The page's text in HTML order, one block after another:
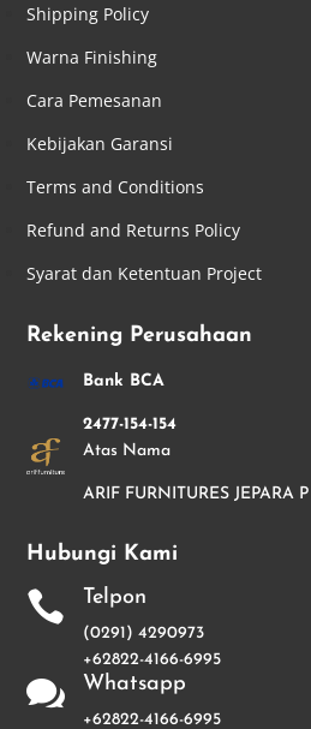
Shipping Policy
Warna Finishing
Cara Pemesanan
Kebijakan Garansi
Terms and Conditions
Refund and Returns Policy
Syarat dan Ketentuan Project
Rekening Perusahaan
Bank BCA
2477-154-154
Atas Nama
ARIF FURNITURES JEPARA P
Hubungi Kami
 Telpon
(0291) 4290973
+62822-4166-6995
 Whatsapp
+62822-4166-6995